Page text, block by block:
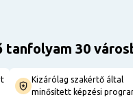
tanfolyam 30
Kizárólag szakértő által
minősített képzési